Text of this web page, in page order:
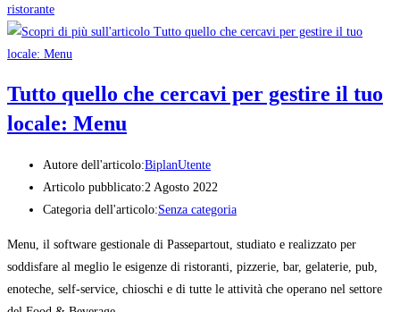
ristorante
Tutto quello che cercavi per gestire il tuo
locale: Menu
Autore dell'articolo:BiplanUtente
Articolo pubblicato:2 Agosto 2022
Categoria dell'articolo:Senza categoria
Menu, il software gestionale di Passepartout, studiato e realizzato per
soddisfare al meglio le esigenze di ristoranti, pizzerie, bar, gelaterie, pub,
enoteche, self-service, chioschi e di tutte le attività che operano nel settore